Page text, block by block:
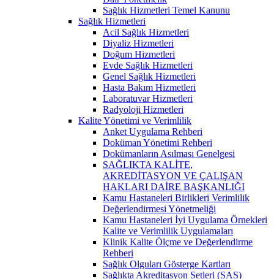
Sağlık Hizmetleri Temel Kanunu
Sağlık Hizmetleri
Acil Sağlık Hizmetleri
Diyaliz Hizmetleri
Doğum Hizmetleri
Evde Sağlık Hizmetleri
Genel Sağlık Hizmetleri
Hasta Bakım Hizmetleri
Laboratuvar Hizmetleri
Radyoloji Hizmetleri
Kalite Yönetimi ve Verimlilik
Anket Uygulama Rehberi
Doküman Yönetimi Rehberi
Dokümanların Asılması Genelgesi
SAĞLIKTA KALİTE,
AKREDİTASYON VE ÇALIŞAN
HAKLARI DAİRE BAŞKANLIĞI
Kamu Hastaneleri Birlikleri Verimlilik
Değerlendirmesi Yönetmeliği
Kamu Hastaneleri İyi Uygulama Örnekleri
Kalite ve Verimlilik Uygulamaları
Klinik Kalite Ölçme ve Değerlendirme
Rehberi
Sağlık Olguları Gösterge Kartları
Sağlıkta Akreditasyon Setleri (SAS)